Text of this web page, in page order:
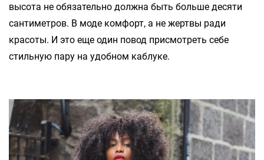
высота не обязательно должна быть больше десяти
сантиметров. В моде комфорт, а не жертвы ради
красоты. И это еще один повод присмотреть себе
стильную пару на удобном каблуке.